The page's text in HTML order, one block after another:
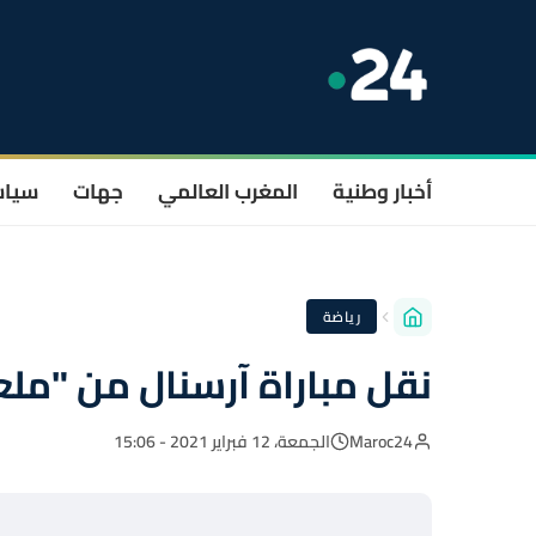
أخبار وطنية المغرب العالمي جهات
رياضة
نقل مباراة آرسنال من
Maroc24 الجمعة، 12 فبراير 2021 - 15:06